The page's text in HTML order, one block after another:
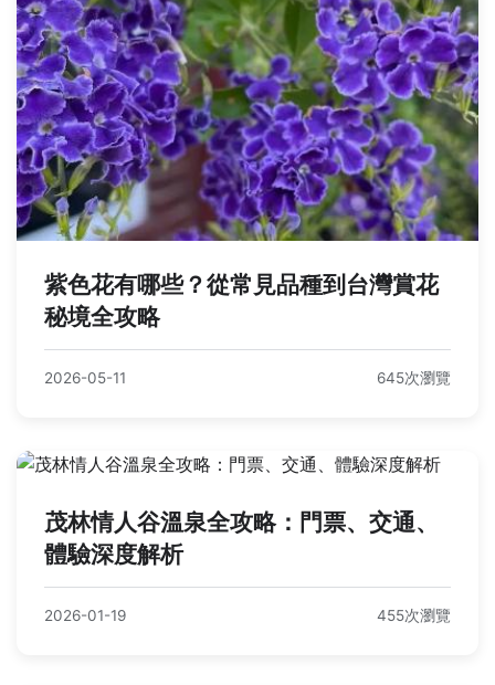
紫色花有哪些？從常見品種到台灣賞花
秘境全攻略
2026-05-11 645次瀏覽
茂林情人谷溫泉全攻略：門票、交通、
體驗深度解析
2026-01-19 455次瀏覽